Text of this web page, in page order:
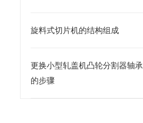
旋料式切片机的结构组成
更换小型轧盖机凸轮分割器轴承
的步骤